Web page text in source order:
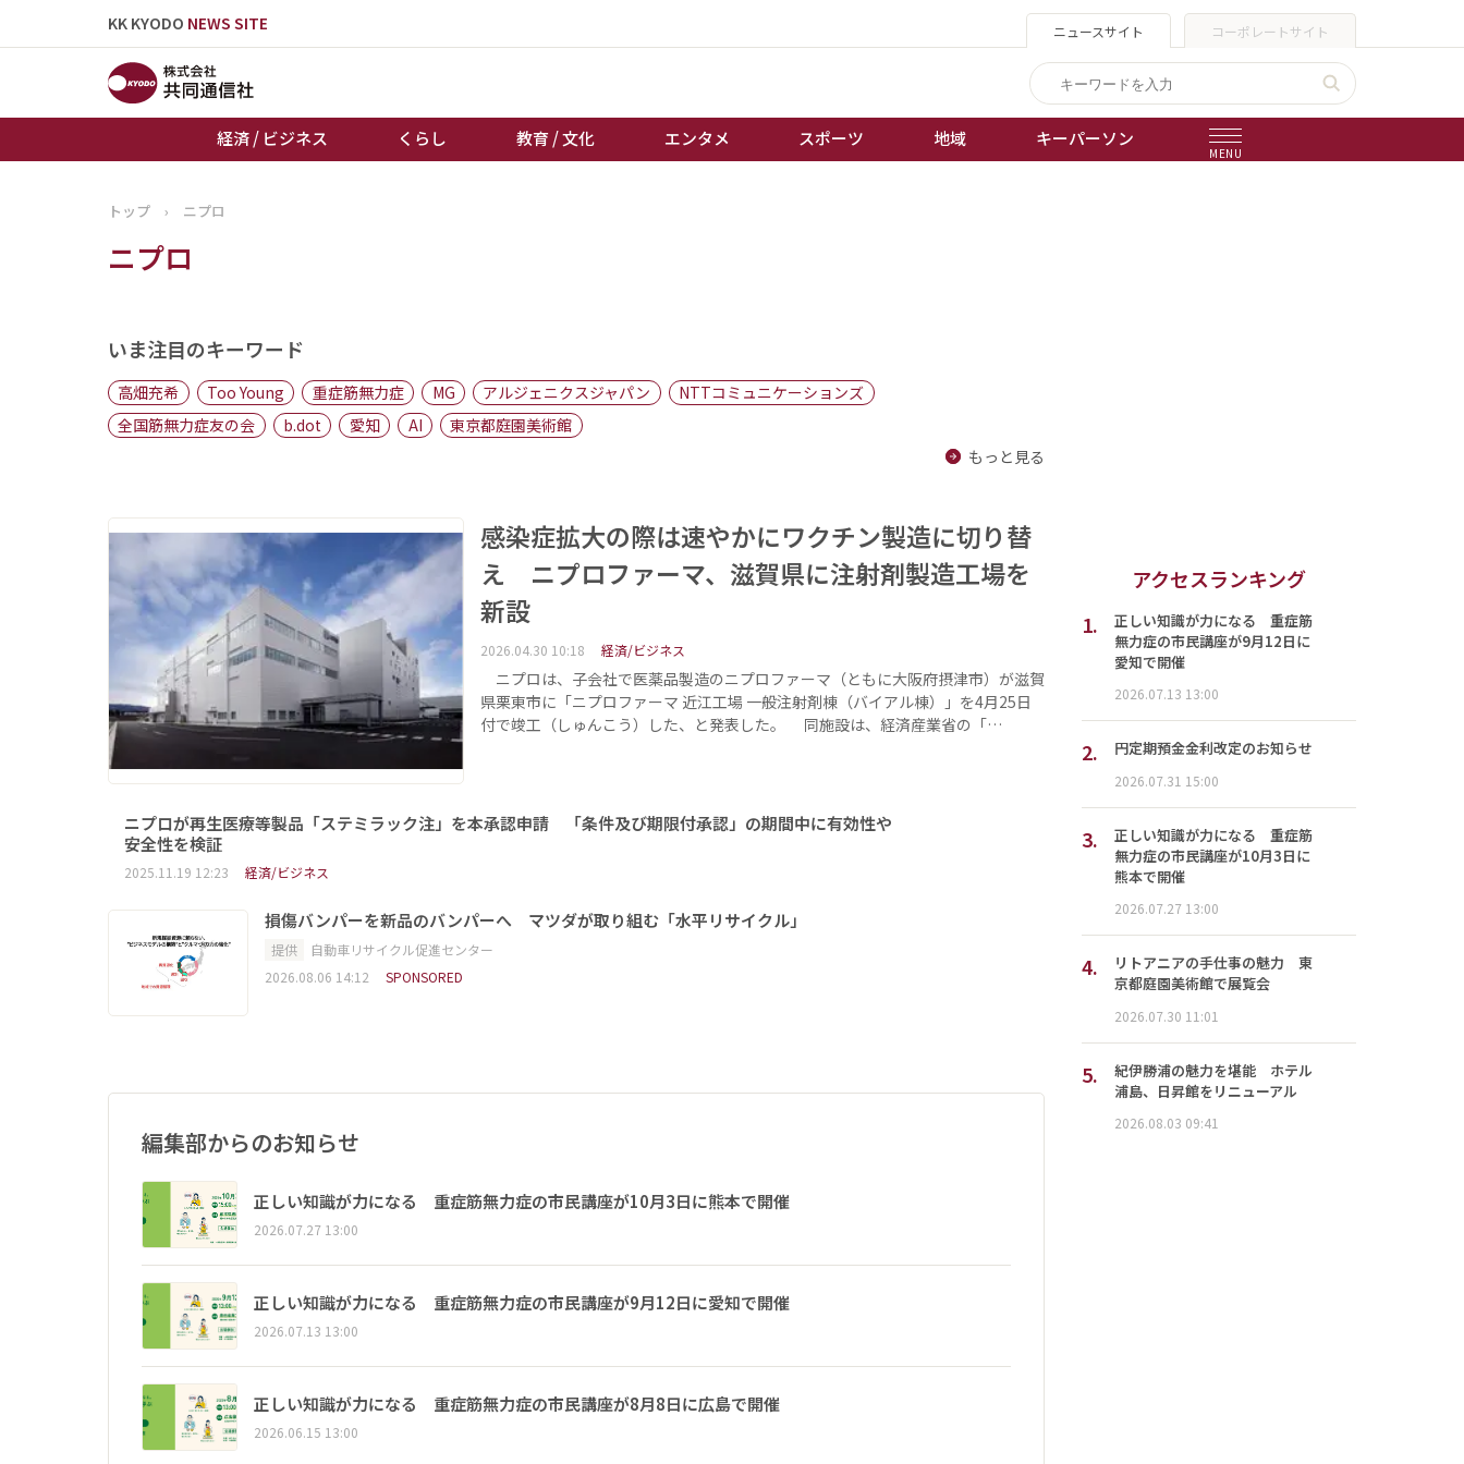
KK KYODO NEWS SITE ニュースサイト コーポレートサイト
経済 / ビジネス くらし 教育 / 文化 エンタメ スポーツ 地域 キーパーソン
MENU
トップページ
地域
キーパーソン
棋王戦
トップ › ニプロ
ニプロ
いま注目のキーワード
高畑充希 Too Young 重症筋無力症 MG アルジェニクスジャパン
NTTコミュニケーションズ
全国筋無力症友の会
b.dot 愛知 AI
東京都庭園美術館
もっと見る
感染症拡大の際は速やかにワクチン製造に切り替
え ニプロファーマ、滋賀県に注射剤製造工場を
新設
2026.04.30 10:18 経済/ビジネス
ニプロは、子会社で医薬品製造のニプロファーマ（ともに大阪府摂津市）が滋賀
県栗東市に「ニプロファーマ 近江工場 一般注射剤棟（バイアル棟）」を4月25日
付で竣工（しゅんこう）した、と発表した。 同施設は、経済産業省の「…
ニプロが再生医療等製品「ステミラック注」を本承認申請 「条件及び期限付承認」の期間中に有効性や
安全性を検証
2025.11.19 12:23 経済/ビジネス
損傷バンパーを新品のバンパーへ マツダが取り組む「水平リサイクル」
提供
自動車リサイクル促進センター
2026.08.06 14:12
SPONSORED
編集部からのお知らせ
正しい知識が力になる 重症筋無力症の市民講座が10月3日に熊本で開催
2026.07.27 13:00
正しい知識が力になる 重症筋無力症の市民講座が9月12日に愛知で開催
2026.07.13 13:00
正しい知識が力になる 重症筋無力症の市民講座が8月8日に広島で開催
2026.06.15 13:00
アクセスランキング
1.
正しい知識が力になる 重症筋
無力症の市民講座が9月12日に
愛知で開催
2026.07.13 13:00
2. 円定期預金金利改定のお知らせ
2026.07.31 15:00
3.
正しい知識が力になる 重症筋
無力症の市民講座が10月3日に
熊本で開催
2026.07.27 13:00
4.
リトアニアの手仕事の魅力 東
京都庭園美術館で展覧会
2026.07.30 11:01
5.
紀伊勝浦の魅力を堪能 ホテル
浦島、日昇館をリニューアル
2026.08.03 09:41